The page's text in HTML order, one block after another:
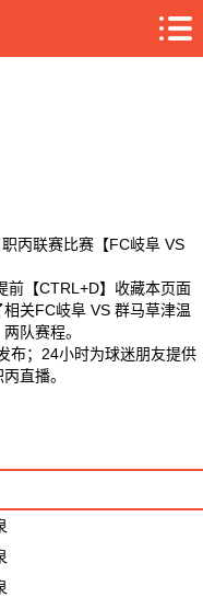
丙联赛比赛【FC岐阜 VS
【CTRL+D】收藏本页面
关FC岐阜 VS 群马草津温
队赛程。
布；24小时为球迷朋友提供
直播。